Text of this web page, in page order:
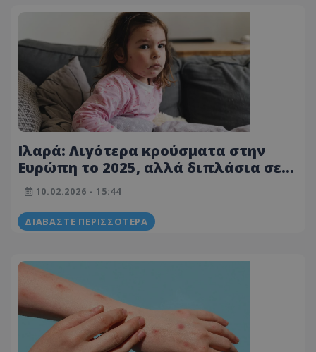
Ιλαρά: Λιγότερα κρούσματα στην
Ευρώπη το 2025, αλλά διπλάσια σε
σχέση με το 2023
10.02.2026 - 15:44
ΔΙΑΒΆΣΤΕ ΠΕΡΙΣΣΌΤΕΡΑ